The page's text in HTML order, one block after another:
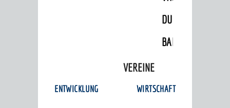
DULGER-
BAD
VEREINE
ENTWICKLUNG WIRTSCHAFT